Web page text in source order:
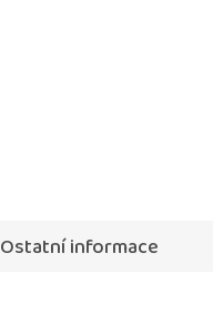
Ostatní informace